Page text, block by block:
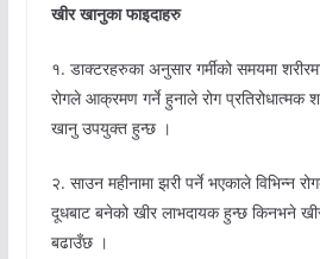
खीर खानुका फाइदाहरु
१. डाक्टरहरुका अनुसार गर्मीको समयमा
रोगले आक्रमण गर्ने हुनाले रोग प्रतिरोधात्मक
खानु उपयुक्त हुन्छ ।
२. साउन महीनामा झरी पर्ने भएकाले विभिन्न
दूधबाट बनेको खीर लाभदायक हुन्छ किनभने
बढाउँछ ।